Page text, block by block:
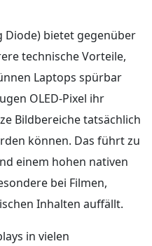
Diode) bietet gegenüber
technische Vorteile,
Laptops spürbar
OLED-Pixel ihr
Bildbereiche tatsächlich
können. Das führt zu
einem hohen nativen
bei Filmen,
Inhalten auffällt.
in vielen